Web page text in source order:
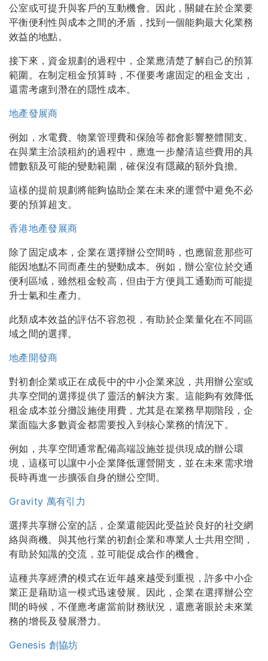
公室或可提升與客戶的互動機會。因此，關鍵在於企業要
平衡便利性與成本之間的矛盾，找到一個能夠最大化業務
效益的地點。
接下來，資金規劃的過程中，企業應清楚了解自己的預算
範圍。在制定租金預算時，不僅要考慮固定的租金支出，
還需考慮到潛在的隱性成本。
地產發展商
例如，水電費、物業管理費和保險等都會影響整體開支。
在與業主洽談租約的過程中，應進一步釐清這些費用的具
體數額及可能的變動範圍，確保沒有隱藏的額外負擔。
這樣的提前規劃將能夠協助企業在未來的運營中避免不必
要的預算超支。
香港地產發展商
除了固定成本，企業在選擇辦公空間時，也應留意那些可
能因地點不同而產生的變動成本。例如，辦公室位於交通
便利區域，雖然租金較高，但由于方便員工通勤而可能提
升士氣和生產力。
此類成本效益的評估不容忽視，有助於企業量化在不同區
域之間的選擇。
地產開發商
對初創企業或正在成長中的中小企業來說，共用辦公室或
共享空間的選擇提供了靈活的解決方案。這能夠有效降低
租金成本並分攤設施使用費，尤其是在業務早期階段，企
業面臨大多數資金都需要投入到核心業務的情況下。
例如，共享空間通常配備高端設施並提供現成的辦公環
境，這樣可以讓中小企業降低運營開支，並在未來需求增
長時再進一步擴張自身的辦公空間。
Gravity 萬有引力
選擇共享辦公室的話，企業還能因此受益於良好的社交網
絡與商機。與其他行業的初創企業和專業人士共用空間，
有助於知識的交流，並可能促成合作的機會。
這種共享經濟的模式在近年越來越受到重視，許多中小企
業正是藉助這一模式迅速發展。因此，企業在選擇辦公空
間的時候，不僅應考慮當前財務狀況，還應著眼於未來業
務的增長及發展潛力。
Genesis 創協坊